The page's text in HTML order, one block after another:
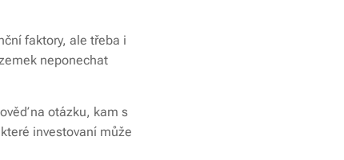
faktory, ale třeba i
neponechat
na otázku, kam s
investovaní může